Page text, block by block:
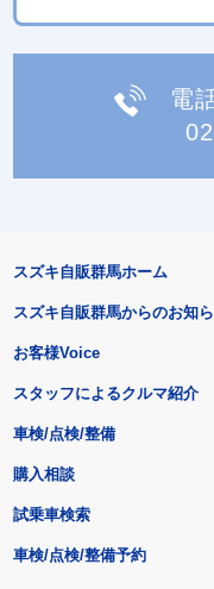
電
スズキ自販群馬ホーム
スズキ自販群馬からのお知
お客様Voice
スタッフによるクルマ紹介
車検/点検/整備
購入相談
試乗車検索
車検/点検/整備予約